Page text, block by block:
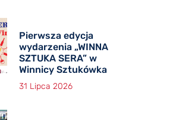
Pierwsza edycja
wydarzenia „WINNA
SZTUKA SERA” w
Winnicy Sztukówka
31 Lipca 2026